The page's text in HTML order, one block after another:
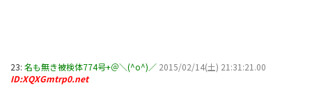
23: 名も無き被検体774号+＠＼(^o^)／ 2015/02/14(土) 21:31:21.00
ID:XQXGmtrp0.net